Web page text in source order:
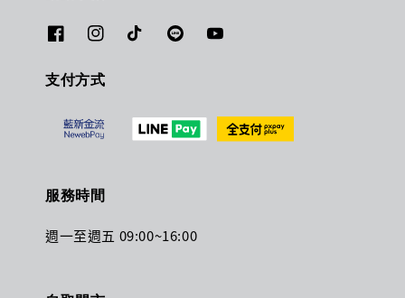
支付方式
服務時間
週一至週五 09:00~16:00